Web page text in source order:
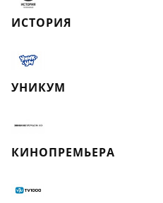
ИСТОРИЯ
УНИКУМ
КИНОПРЕМЬЕРА